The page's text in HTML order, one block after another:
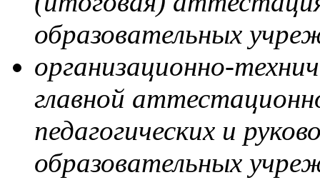
образовательных
организационно-
главной
педагогических и
образовательных